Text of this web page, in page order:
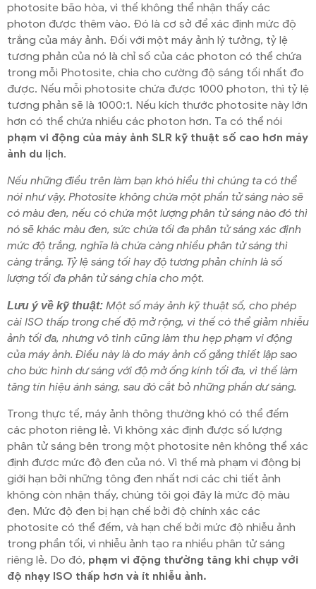
photosite bão hòa, vì thế không thể nhận thấy các
photon được thêm vào. Đó là cơ sở để xác định mức độ
trắng của máy ảnh. Đối với một máy ảnh lý tưởng, tỷ lệ
tương phản của nó là chỉ số của các photon có thể chứa
trong mỗi Photosite, chia cho cường độ sáng tối nhất đo
được. Nếu mỗi photosite chứa được 1000 photon, thì tỷ lệ
tương phản sẽ là 1000:1. Nếu kích thước photosite này lớn
hơn có thể chứa nhiều các photon hơn. Ta có thể nói
phạm vi động của máy ảnh SLR kỹ thuật số cao hơn máy
ảnh du lịch.
Nếu những điều trên làm bạn khó hiểu thì chúng ta có thể
nói như vậy. Photosite không chứa một phần tử sáng nào sẽ
có màu đen, nếu có chứa một lượng phân tử sáng nào đó thì
nó sẽ khác màu đen, sức chứa tối đa phân tử sáng xác định
mức độ trắng, nghĩa là chứa càng nhiều phân tử sáng thì
càng trắng. Tỷ lệ sáng tối hay độ tương phản chính là số
lượng tối đa phân tử sáng chia cho một.
Lưu ý về kỹ thuật: Một số máy ảnh kỹ thuật số, cho phép
cài ISO thấp trong chế độ mở rộng, vì thế có thể giảm nhiễu
ảnh tối đa, nhưng vô tình cũng làm thu hẹp phạm vi động
của máy ảnh. Điều này là do máy ảnh cố gắng thiết lập sao
cho bức hình dư sáng với độ mở ống kính tối đa, vì thế làm
tăng tín hiệu ánh sáng, sau đó cắt bỏ những phần dư sáng.
Trong thực tế, máy ảnh thông thường khó có thể đếm
các photon riêng lẻ. Vì không xác định được số lượng
phân tử sáng bên trong một photosite nên không thể xác
định được mức độ đen của nó. Vì thế mà phạm vi động bị
giới hạn bởi những tông đen nhất nơi các chi tiết ảnh
không còn nhận thấy, chúng tôi gọi đây là mức độ màu
đen. Mức độ đen bị hạn chế bởi độ chính xác các
photosite có thể đếm, và hạn chế bởi mức độ nhiễu ảnh
trong phần tối, vì nhiễu ảnh tạo ra nhiều phân tử sáng
riêng lẻ. Do đó, phạm vi động thường tăng khi chụp với
độ nhạy ISO thấp hơn và ít nhiễu ảnh.